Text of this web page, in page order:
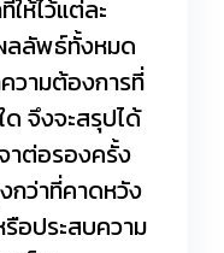
ห้ไว้แต่ละ
ลลัพธ์ทั้งหมด
วามต้องการที่
จึงจะสรุปได้
าต่อรองครั้ง
กว่าที่คาดหวัง
อประสบความ